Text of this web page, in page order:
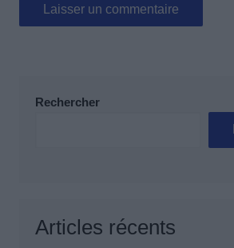
Rechercher
Articles récents